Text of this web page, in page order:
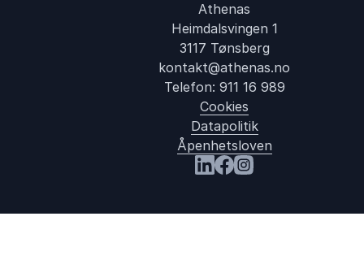
Athenas
Heimdalsvingen 1
3117 Tønsberg
kontakt@athenas.no
Telefon: 911 16 989
Cookies
Datapolitik
Åpenhetsloven